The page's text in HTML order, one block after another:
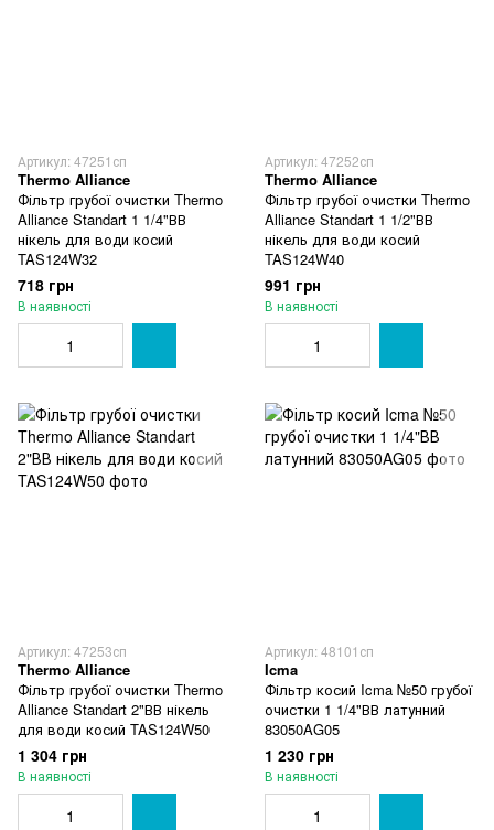
Артикул: 47251сп
Thermo Alliance
Фільтр грубої очистки Thermo
Alliance Standart 1 1/4"ВВ
нікель для води косий
TAS124W32
718 грн
В наявності
Артикул: 47252сп
Thermo Alliance
Фільтр грубої очистки Thermo
Alliance Standart 1 1/2"ВВ
нікель для води косий
TAS124W40
991 грн
В наявності
Артикул: 47253сп
Thermo Alliance
Фільтр грубої очистки Thermo
Alliance Standart 2"ВВ нікель
для води косий TAS124W50
1 304 грн
В наявності
Артикул: 48101сп
Icma
Фільтр косий Icma №50 грубої
очистки 1 1/4"ВВ латунний
83050AG05
1 230 грн
В наявності